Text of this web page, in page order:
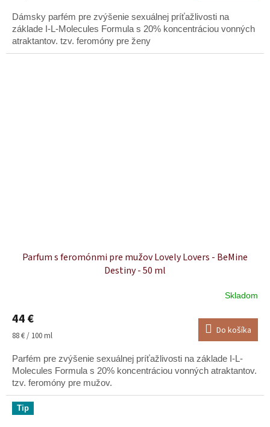
Dámsky parfém pre zvýšenie sexuálnej príťažlivosti na
základe I-L-Molecules Formula s 20% koncentráciou vonných
atraktantov. tzv. feromóny pre ženy
Parfum s feromónmi pre mužov Lovely Lovers - BeMine
Destiny - 50 ml
produktu
je
z
5
hviezdičiek.
Skladom
44 €
Jednotková
88 € / 100 ml Do košíka
Parfém pre zvýšenie sexuálnej príťažlivosti na základe I-L-
Molecules Formula s 20% koncentráciou vonných atraktantov.
tzv. feromóny pre mužov.
Tip